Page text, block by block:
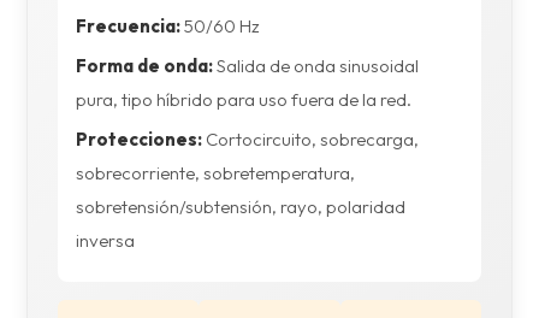
Frecuencia:50/60 Hz
Forma de onda:Salida de onda sinusoidal
pura, tipo híbrido para uso fuera de la red.
Protecciones: Cortocircuito, sobrecarga,
sobrecorriente, sobretemperatura,
sobretensión/subtensión, rayo, polaridad
inversa